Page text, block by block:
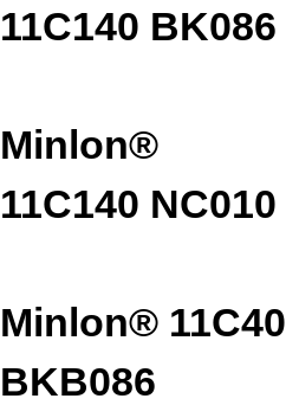
11C140 BK086
Minlon®
11C140 NC010
Minlon® 11C40
BKB086